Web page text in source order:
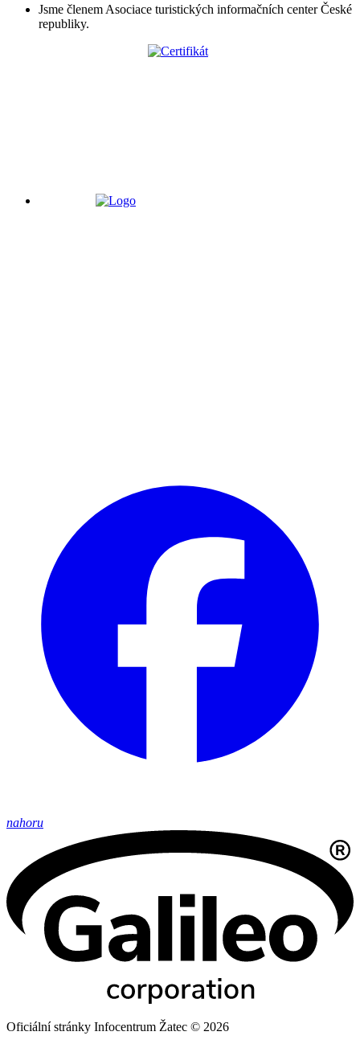
Jsme členem Asociace turistických informačních center České
republiky.
nahoru
Oficiální stránky Infocentrum Žatec © 2026